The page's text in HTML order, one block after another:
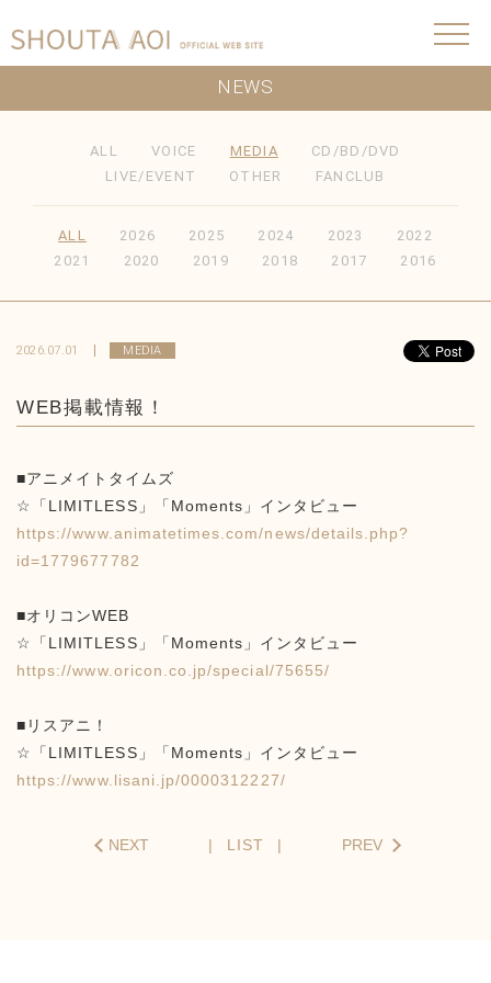
NEWS
ALL VOICE MEDIA
CD/BD/DVD
LIVE/EVENT
OTHER FANCLUB
ALL 2026 2025 2024 2023
2022
2021
2020 2019 2018 2017 2016
2026.07.01 MEDIA
WEB掲載情報！
■アニメイトタイムズ
☆「LIMITLESS」「Moments」インタビュー
https://www.animatetimes.com/news/details.php?
id=1779677782
■オリコンWEB
☆「LIMITLESS」「Moments」インタビュー
https://www.oricon.co.jp/special/75655/
■リスアニ！
☆「LIMITLESS」「Moments」インタビュー
https://www.lisani.jp/0000312227/
NEXT LIST PREV